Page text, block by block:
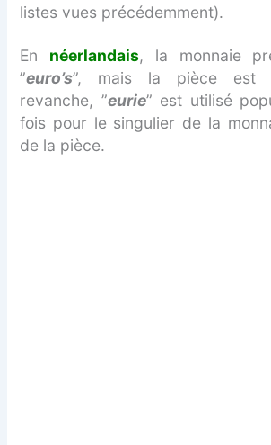
listes vues précédemment).
En néerlandais, la monnaie
”euro’s”, mais la pièce est
revanche, ”eurie” est utilisé
fois pour le singulier de la
de la pièce.